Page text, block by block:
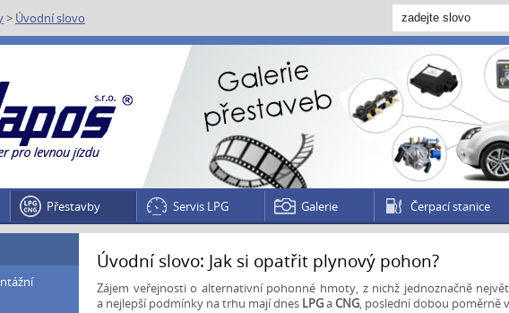
Úvodní slovo: Jak si opatřit plynový pohon?
Zájem veřejnosti o alternativní pohonné hmoty, z nichž jednoznačně
a nejlepší podmínky na trhu mají dnes LPGaCNG, poslední dobou poměrně
> Úvodní slovo
Přestavby Servis LPG Galerie Čerpací stanice